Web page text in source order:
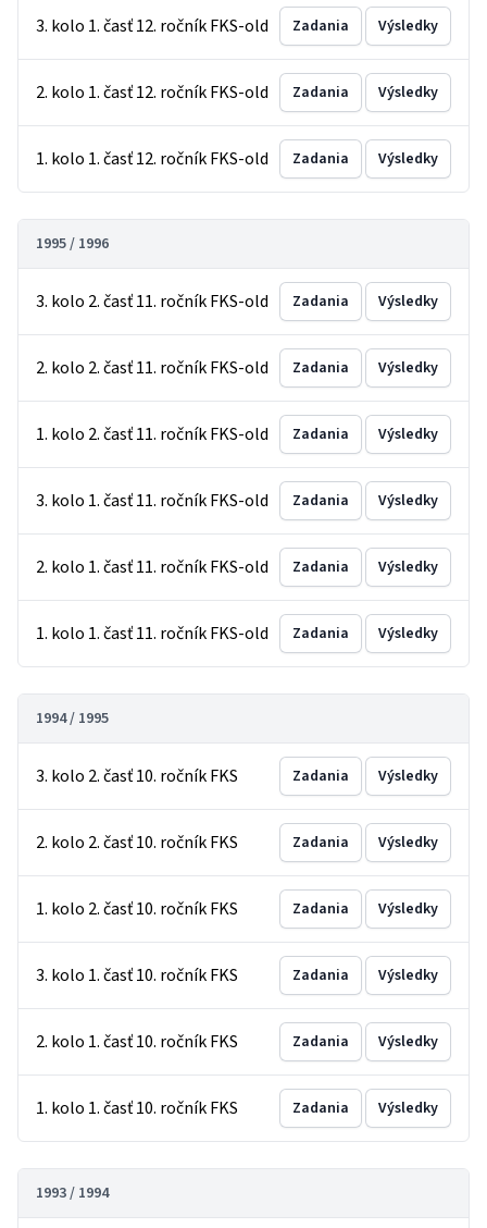
3. kolo 1. časť 12. ročník FKS-old Zadania Výsledky
2. kolo 1. časť 12. ročník FKS-old Zadania Výsledky
1. kolo 1. časť 12. ročník FKS-old Zadania Výsledky
1995 / 1996
3. kolo 2. časť 11. ročník FKS-old Zadania Výsledky
2. kolo 2. časť 11. ročník FKS-old Zadania Výsledky
1. kolo 2. časť 11. ročník FKS-old Zadania Výsledky
3. kolo 1. časť 11. ročník FKS-old Zadania Výsledky
2. kolo 1. časť 11. ročník FKS-old Zadania Výsledky
1. kolo 1. časť 11. ročník FKS-old Zadania Výsledky
1994 / 1995
3. kolo 2. časť 10. ročník FKS Zadania Výsledky
2. kolo 2. časť 10. ročník FKS Zadania Výsledky
1. kolo 2. časť 10. ročník FKS Zadania Výsledky
3. kolo 1. časť 10. ročník FKS Zadania Výsledky
2. kolo 1. časť 10. ročník FKS Zadania Výsledky
1. kolo 1. časť 10. ročník FKS Zadania Výsledky
1993 / 1994